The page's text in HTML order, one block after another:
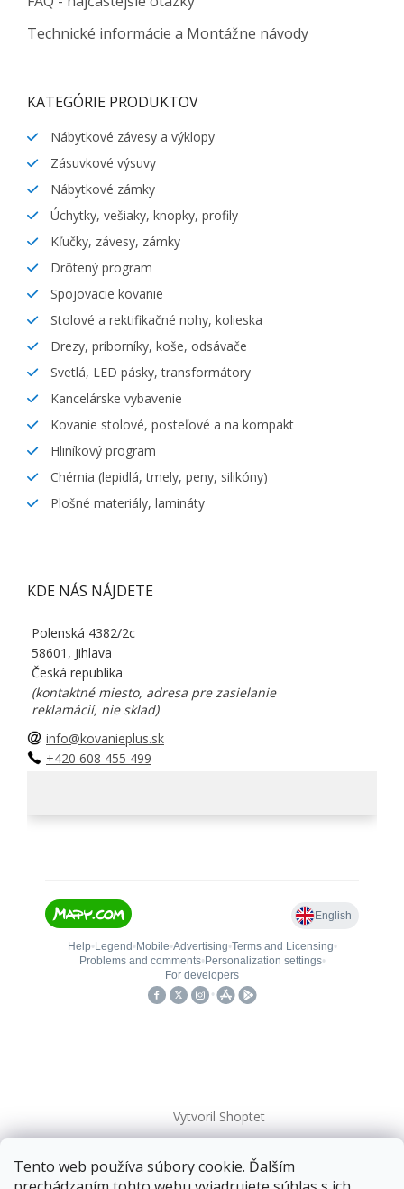
Tento web používa súbory cookie. Ďalším
Technické informácie a Montážne návody
KATEGÓRIE PRODUKTOV
Nábytkové závesy a výklopy
Zásuvkové výsuvy
Nábytkové zámky
Úchytky, vešiaky, knopky, profily
Kľučky, závesy, zámky
Drôtený program
Spojovacie kovanie
Stolové a rektifikačné nohy, kolieska
Drezy, príborníky, koše, odsávače
Svetlá, LED pásky, transformátory
Kancelárske vybavenie
Kovanie stolové, posteľové a na kompakt
Hliníkový program
Chémia (lepidlá, tmely, peny, silikóny)
Plošné materiály, lamináty
KDE NÁS NÁJDETE
Polenská 4382/2c
58601, Jihlava
Česká republika
(kontaktné miesto, adresa pre zasielanie
reklamácií, nie sklad)
info@kovanieplus.sk
+420 608 455 499
Vytvoril Shoptet
Copyright 2026kovanieplus. Všetky práva vyhradené.